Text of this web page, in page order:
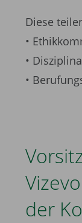
Diese
•
•
•
der